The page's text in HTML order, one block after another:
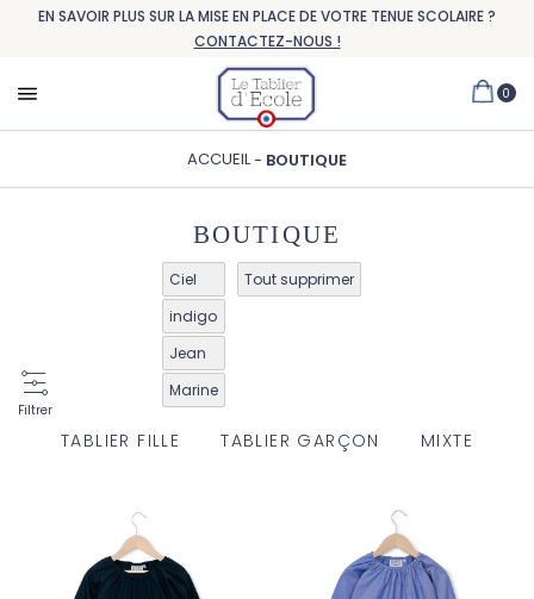
EN SAVOIR PLUS SUR LA MISE EN PLACE DE VOTRE TENUE SCOLAIRE ?
CONTACTEZ-NOUS !
0
ACCUEIL BOUTIQUE
BOUTIQUE
Ciel
indigo
Jean
Marine
Tout supprimer
TABLIER FILLE TABLIER GARÇON MIXTE
Filtrer